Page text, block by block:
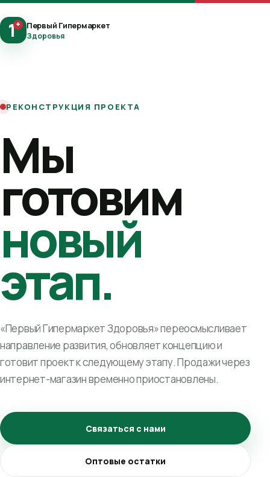
1+ Первый Гипермаркет
Здоровья
РЕКОНСТРУКЦИЯ ПРОЕКТА
Мы
готовим
новый
этап.
«Первый Гипермаркет Здоровья» переосмысливает
направление развития, обновляет концепцию и
готовит проект к следующему этапу. Продажи через
интернет-магазин временно приостановлены.
Связаться с нами
Оптовые остатки